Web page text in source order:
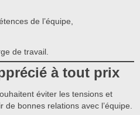
de l’équipe,
de travail.
à tout prix
éviter les tensions et
bonnes relations avec l’équipe.